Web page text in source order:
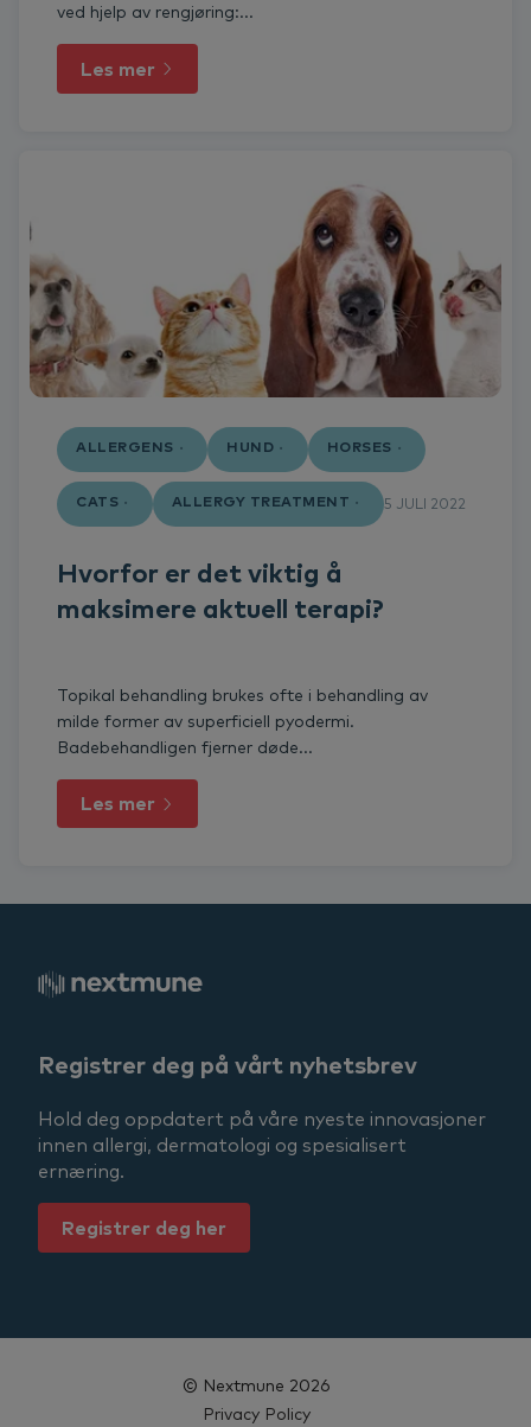
ved hjelp av rengjøring:...
Les mer
ALLERGENS HUND HORSES
CATS ALLERGY TREATMENT 5 JULI 2022
Hvorfor er det viktig å
maksimere aktuell terapi?
Topikal behandling brukes ofte i behandling av
milde former av superficiell pyodermi.
Badebehandligen fjerner døde...
Les mer
Registrer deg på vårt nyhetsbrev
Hold deg oppdatert på våre nyeste innovasjoner
innen allergi, dermatologi og spesialisert
ernæring.
Registrer deg her
© Nextmune 2026
Privacy Policy